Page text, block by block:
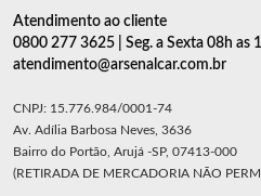
Atendimento ao cliente
0800 277 3625 | Seg. a Sexta 08h as
atendimento@arsenalcar.com.br
CNPJ: 15.776.984/0001-74
Av. Adília Barbosa Neves, 3636
Bairro do Portão, Arujá -SP, 07413-000
(RETIRADA DE MERCADORIA NÃO